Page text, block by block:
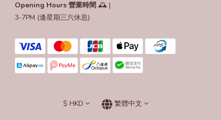
Opening Hours 營業時間 🕰️ |
3-7PM (逢星期三六休息)
$ HKD 繁體中文